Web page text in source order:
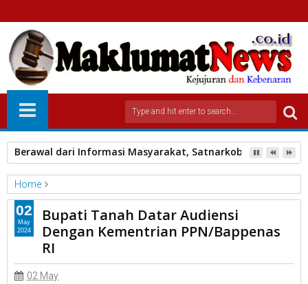
Berawal dari Informasi Masyarakat, Satnarkoba Polres
Home
Maklumatnews
Tanah Datar
Bupati Tanah Datar Audiensi Dengan Kementrian PPN/Bappenas
RI
Bupati Tanah Datar Audiensi
Dengan Kementrian PPN/Bappenas
RI
02 May
02
May
2024